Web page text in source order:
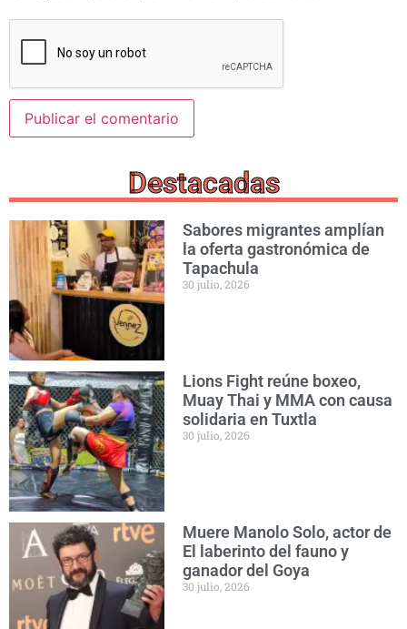
Destacadas
Sabores migrantes amplían
la oferta gastronómica de
Tapachula
30 julio, 2026
Lions Fight reúne boxeo,
Muay Thai y MMA con causa
solidaria en Tuxtla
30 julio, 2026
Muere Manolo Solo, actor de
El laberinto del fauno y
ganador del Goya
30 julio, 2026